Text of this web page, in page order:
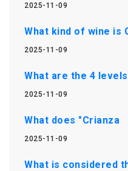
2025-11-09
What kind of wine is
2025-11-09
What are the 4
2025-11-09
What does "Crianza
2025-11-09
What is considered